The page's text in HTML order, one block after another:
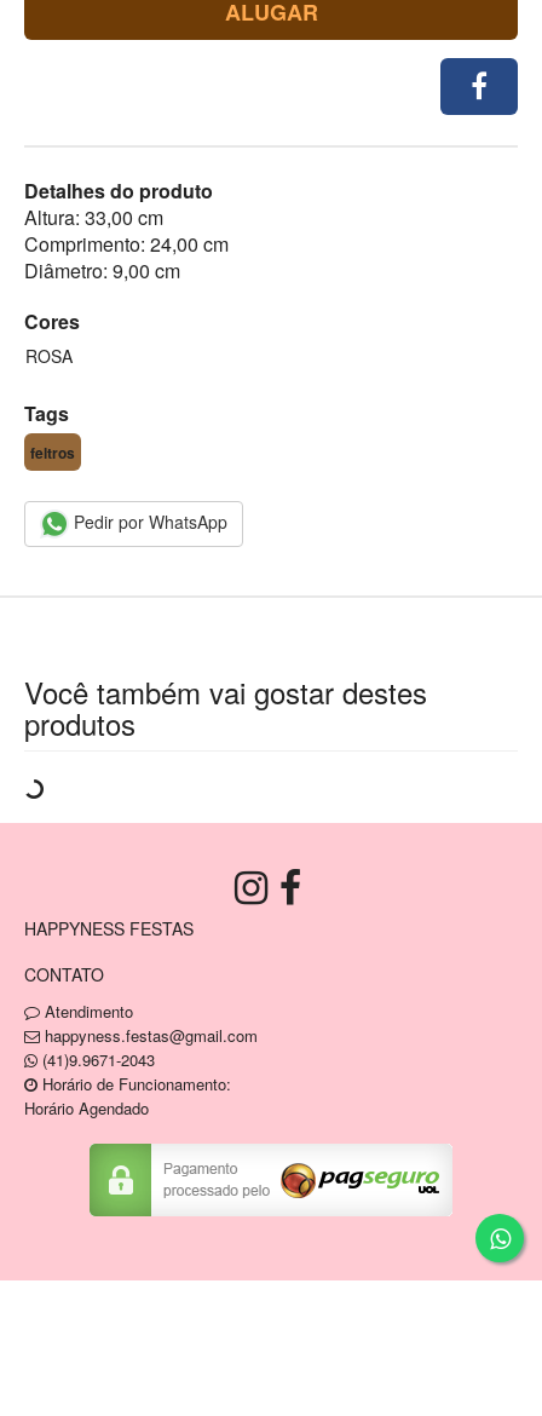
ALUGAR
Detalhes do produto
Altura: 33,00 cm
Comprimento: 24,00 cm
Diâmetro: 9,00 cm
Cores
ROSA
Tags
feltros
Pedir por WhatsApp
Você também vai gostar destes
produtos
HAPPYNESS FESTAS
CONTATO
Atendimento
happyness.festas@gmail.com
(41)9.9671-2043
Horário de Funcionamento:
Horário Agendado